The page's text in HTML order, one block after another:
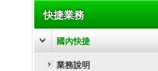
快捷業務
國內快捷
業務說明